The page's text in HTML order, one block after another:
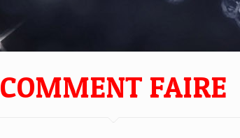
COMMENT FAIRE